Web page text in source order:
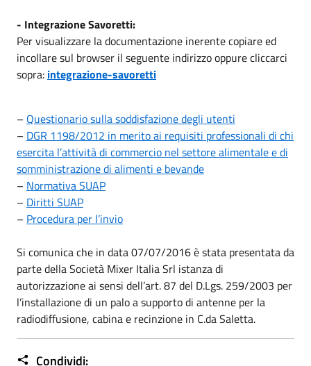
- Integrazione Savoretti:
Per visualizzare la documentazione inerente copiare ed
incollare sul browser il seguente indirizzo oppure cliccarci
sopra: integrazione-savoretti
– Questionario sulla soddisfazione degli utenti
– DGR 1198/2012 in merito ai requisiti professionali di chi
esercita l’attività di commercio nel settore alimentale e di
somministrazione di alimenti e bevande
– Normativa SUAP
– Diritti SUAP
– Procedura per l’invio
Si comunica che in data 07/07/2016 è stata presentata da
parte della Società Mixer Italia Srl istanza di
autorizzazione ai sensi dell’art. 87 del D.Lgs. 259/2003 per
l’installazione di un palo a supporto di antenne per la
radiodiffusione, cabina e recinzione in C.da Saletta.
Condividi: